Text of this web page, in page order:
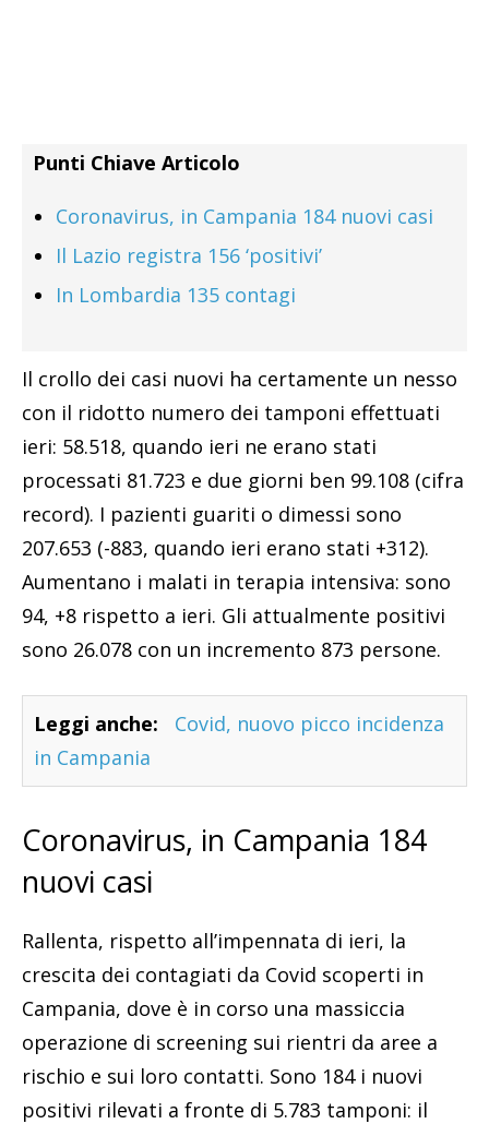
Punti Chiave Articolo
Coronavirus, in Campania 184 nuovi casi
Il Lazio registra 156 ‘positivi’
In Lombardia 135 contagi
Il crollo dei casi nuovi ha certamente un nesso
con il ridotto numero dei tamponi effettuati
ieri: 58.518, quando ieri ne erano stati
processati 81.723 e due giorni ben 99.108 (cifra
record). I pazienti guariti o dimessi sono
207.653 (-883, quando ieri erano stati +312).
Aumentano i malati in terapia intensiva: sono
94, +8 rispetto a ieri. Gli attualmente positivi
sono 26.078 con un incremento 873 persone.
Leggi anche:
Covid, nuovo picco incidenza
in Campania
Coronavirus, in Campania 184
nuovi casi
Rallenta, rispetto all’impennata di ieri, la
crescita dei contagiati da Covid scoperti in
Campania, dove è in corso una massiccia
operazione di screening sui rientri da aree a
rischio e sui loro contatti. Sono 184 i nuovi
positivi rilevati a fronte di 5.783 tamponi: il